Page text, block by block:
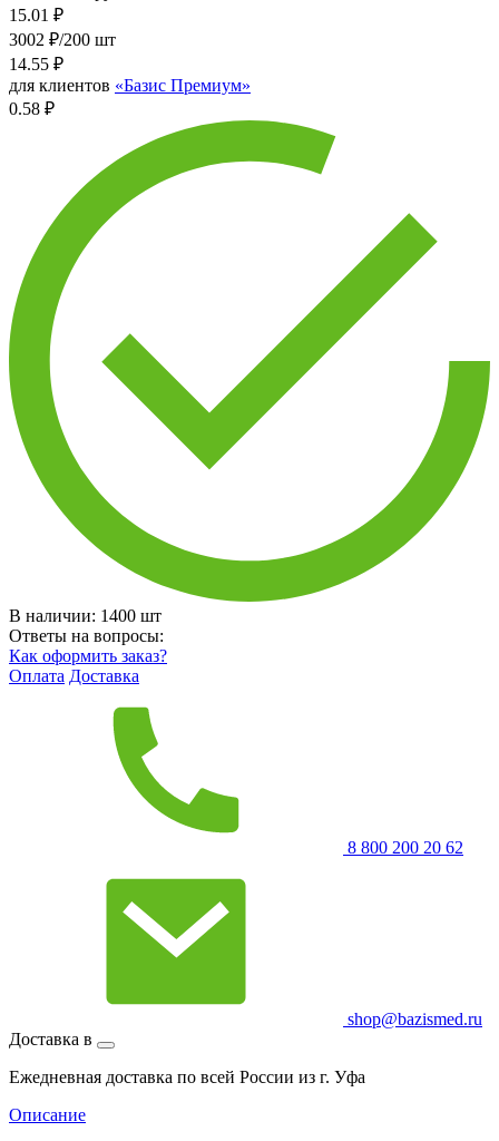
15.01 ₽
3002 ₽/200 шт
14.55 ₽
для клиентов «Базис Премиум»
0.58 ₽
В наличии: 1400 шт
Ответы на вопросы:
Как оформить заказ?
Оплата Доставка
8 800 200 20 62
shop@bazismed.ru
Доставка в
Ежедневная доставка по всей России из г. Уфа
Описание